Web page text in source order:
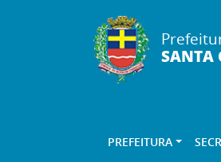
SANTA
PREFEITURA